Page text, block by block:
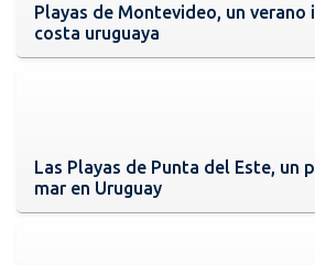
Playas de Montevideo, un verano
costa uruguaya
Las Playas de Punta del Este, un
mar en Uruguay